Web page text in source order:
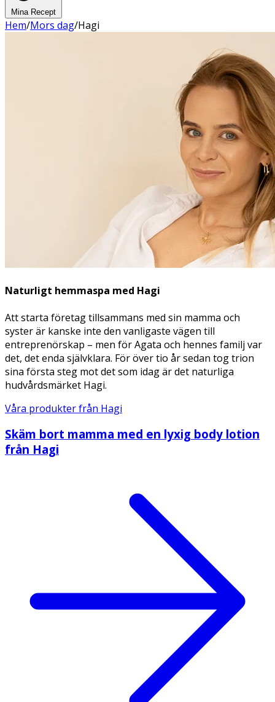
Mina Recept
Hem/Mors dag/Hagi
Naturligt hemmaspa med Hagi
Att starta företag tillsammans med sin mamma och
syster är kanske inte den vanligaste vägen till
entreprenörskap – men för Agata och hennes familj var
det, det enda självklara. För över tio år sedan tog trion
sina första steg mot det som idag är det naturliga
hudvårdsmärket Hagi.
Våra produkter från Hagi
Skäm bort mamma med en lyxig body lotion
från Hagi